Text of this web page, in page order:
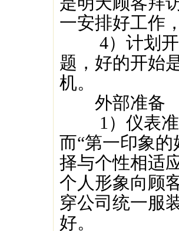
一安排好工作
4）计划开
题，好的开始
机。
外部准备
1）仪表准
而“第一印象
择与个性相适
个人形象向顾
穿公司统一服
好。